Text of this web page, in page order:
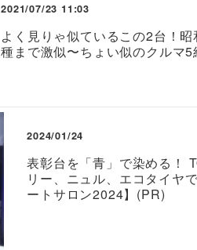
2021/07/23 11:03
よく見りゃ似ているこの2台！
種まで激似〜ちょい似のクルマ5
2024/01/24
表彰台を「青」で染める！
リー、ニュル、エコタイヤ
ートサロン2024】(PR)